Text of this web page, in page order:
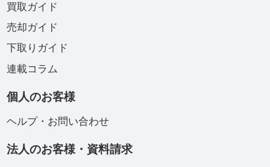
買取ガイド
売却ガイド
下取りガイド
連載コラム
個人のお客様
ヘルプ・お問い合わせ
法人のお客様・資料請求